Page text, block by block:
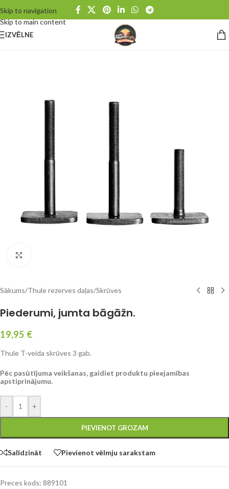
Skip to navigation
Skip to main content
IZVĒLNE
Sākums/Thule rezerves daļas/Skrūves
Piederumi, jumta bāgāžn.
19,95 €
Thule T-veida skrūves 3 gab.
Pēc pasūtījuma veikšanas, gaidiet produktu pieejamības
apstiprinājumu.
- +
PIEVIENOT GROZAM
Salīdzināt Pievienot vēlmju sarakstam
Preces kods: 889101